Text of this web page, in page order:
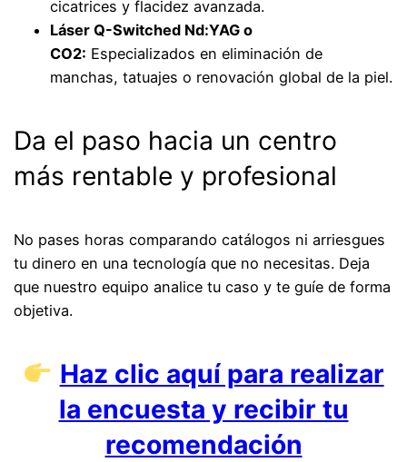
cicatrices y flacidez avanzada.
Láser Q-Switched Nd:YAG o
CO2: Especializados en eliminación de
manchas, tatuajes o renovación global de la piel.
Da el paso hacia un centro
más rentable y profesional
No pases horas comparando catálogos ni arriesgues
tu dinero en una tecnología que no necesitas. Deja
que nuestro equipo analice tu caso y te guíe de forma
objetiva.
Haz clic aquí para realizar
la encuesta y recibir tu
recomendación